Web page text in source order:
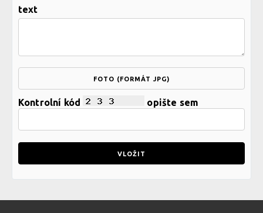
text
FOTO (FORMÁT JPG)
Kontrolní kód opište sem